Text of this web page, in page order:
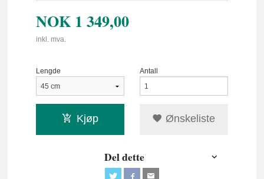
NOK 1 349,00
inkl. mva.
Lengde Antall
Kjøp Ønskeliste
Del dette